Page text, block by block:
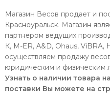
Магазин Весов продает и
Красноуральск. Магазин
партнером ведущих
К, M-ER, A&D, Ohaus,
осуществляем продажу
юридическим и физическим
Узнать о наличии товара
поставки Вы можете на